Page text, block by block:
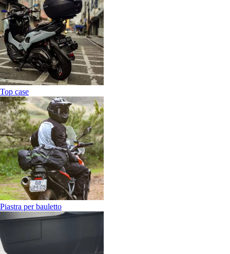
Top case
Piastra per bauletto